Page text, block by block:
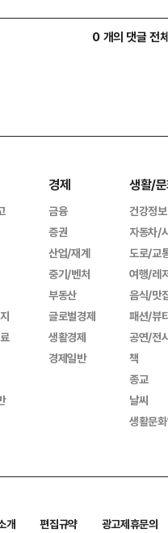
0 개의 댓글 전
경제
금융
증권
산업/재계
중기/벤처
부동산
글로벌경제
생활경제
경제일반
생활/
건강정보
자동차/
도로/교
여행/레
음식/맛
패션/뷰
공연/전
책
종교
날씨
생활문
개 편집규약
광고제휴문의